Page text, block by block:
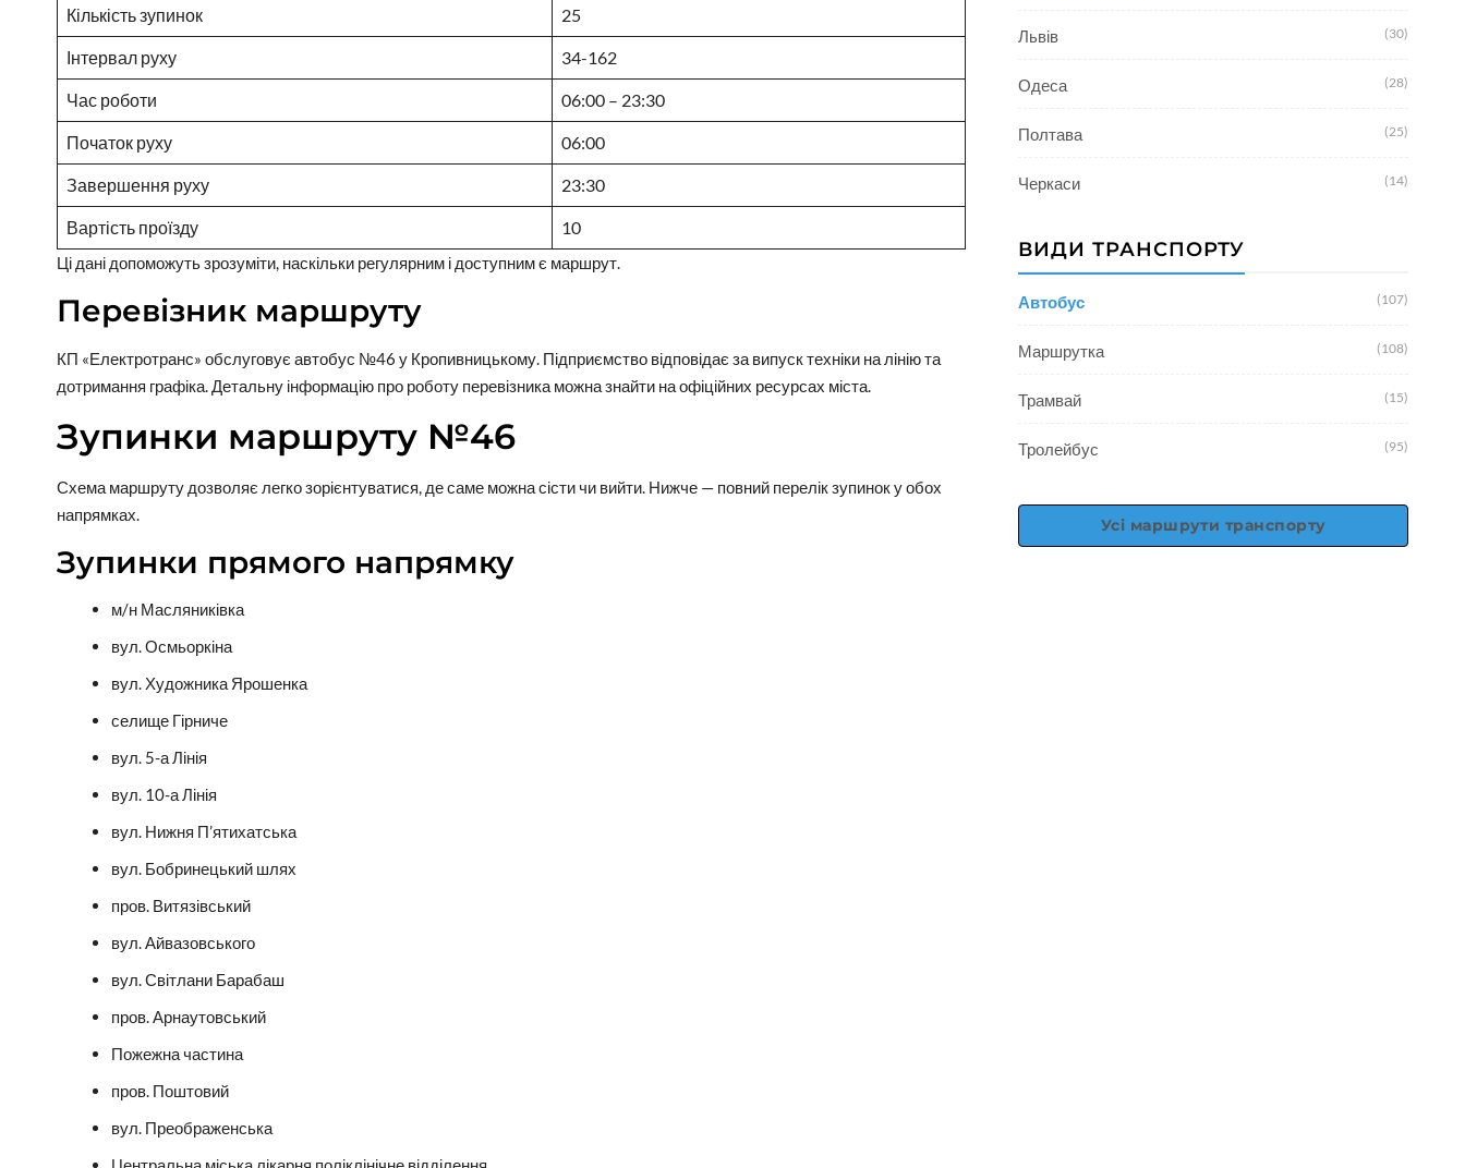
Кількість зупинок 25
Інтервал руху 34-162
Час роботи 06:00 – 23:30
Початок руху 06:00
Завершення руху 23:30
Вартість проїзду 10
Ці дані допоможуть зрозуміти, наскільки регулярним і доступним є маршрут.
Перевізник маршруту
КП «Електротранс» обслуговує автобус №46 у Кропивницькому. Підприємство відповідає за випуск техніки на лінію та
дотримання графіка. Детальну інформацію про роботу перевізника можна знайти на офіційних ресурсах міста.
Зупинки маршруту №46
Схема маршруту дозволяє легко зорієнтуватися, де саме можна сісти чи вийти. Нижче — повний перелік зупинок у обох
напрямках.
Зупинки прямого напрямку
м/н Масляниківка
вул. Осмьоркіна
вул. Художника Ярошенка
селище Гірниче
вул. 5-а Лінія
вул. 10-а Лінія
вул. Нижня П’ятихатська
вул. Бобринецький шлях
пров. Витязівський
вул. Айвазовського
вул. Світлани Барабаш
пров. Арнаутовський
Пожежна частина
пров. Поштовий
вул. Преображенська
Львів (30)
Одеса (28)
Полтава (25)
Черкаси (14)
ВИДИ ТРАНСПОРТУ
Автобус (107)
Маршрутка (108)
Трамвай (15)
Тролейбус (95)
Усі маршрути транспорту